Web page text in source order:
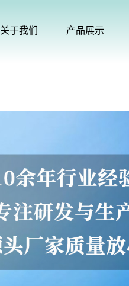
关于我们 产品展示